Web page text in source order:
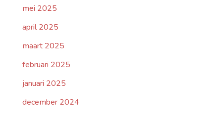
mei 2025
april 2025
maart 2025
februari 2025
januari 2025
december 2024